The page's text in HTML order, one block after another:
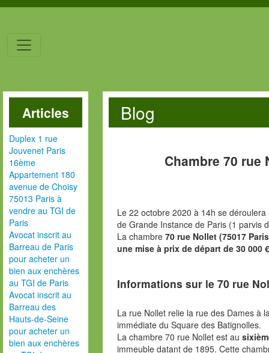
Articles
Duplex 1 rue
Jouvenet Paris
16ème
Appartement 180
avenue de Choisy
75013 Paris à
vendre au TGI de
Paris
Avocat inscrit au
Barreau de Paris
pour acheter un
bien aux enchères
au TGI de Paris
Avocat inscrit au
Barreau des
Hauts-de-Seine
pour acheter un
bien aux enchères
Blog
Chambre 70 rue
Le 22 octobre 2020 à 14h se
de Grande Instance de Paris (1 parvis
La chambre 70 rue Nollet (75017
une mise à prix de départ de 30 000 €
Informations sur le 70 rue
La rue Nollet relie la rue des Dames à
immédiate du Square des Batignolles.
La chambre 70 rue Nollet est au
immeuble datant de 1895. Cette